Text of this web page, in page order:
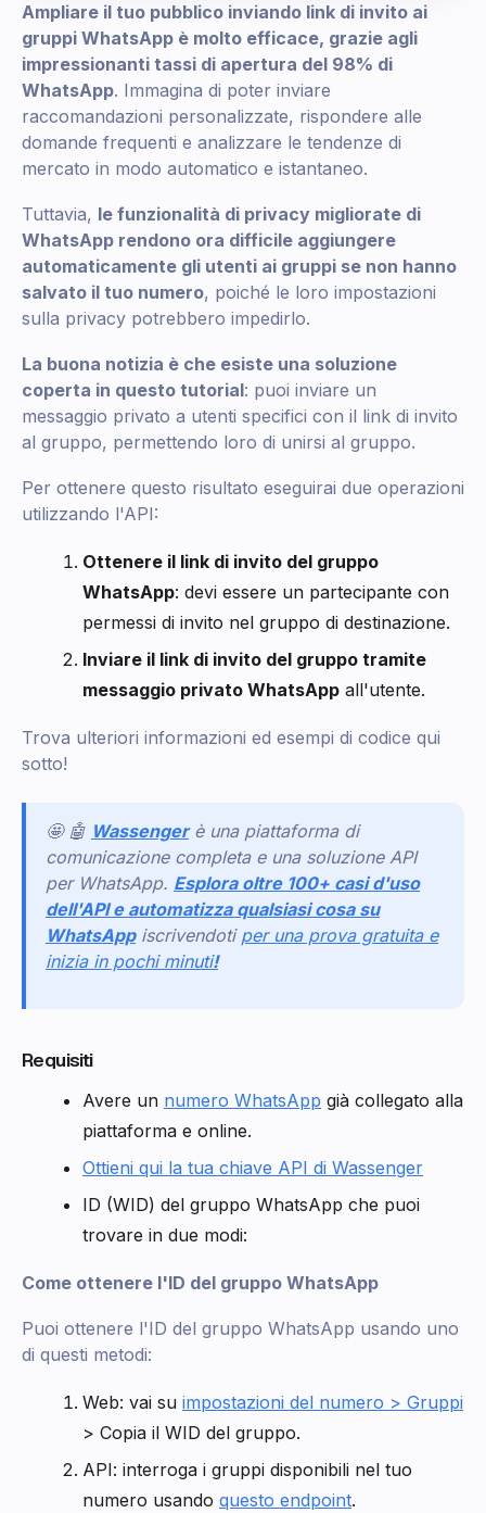
Ampliare il tuo pubblico inviando link di invito ai
gruppi WhatsApp è molto efficace, grazie agli
impressionanti tassi di apertura del 98% di
WhatsApp. Immagina di poter inviare
raccomandazioni personalizzate, rispondere alle
domande frequenti e analizzare le tendenze di
mercato in modo automatico e istantaneo.
Tuttavia, le funzionalità di privacy migliorate di
WhatsApp rendono ora difficile aggiungere
automaticamente gli utenti ai gruppi se non hanno
salvato il tuo numero, poiché le loro impostazioni
sulla privacy potrebbero impedirlo.
La buona notizia è che esiste una soluzione
coperta in questo tutorial: puoi inviare un
messaggio privato a utenti specifici con il link di invito
al gruppo, permettendo loro di unirsi al gruppo.
Per ottenere questo risultato eseguirai due operazioni
utilizzando l'API:
Ottenere il link di invito del gruppo
WhatsApp: devi essere un partecipante con
permessi di invito nel gruppo di destinazione.
Inviare il link di invito del gruppo tramite
messaggio privato WhatsApp all'utente.
Trova ulteriori informazioni ed esempi di codice qui
sotto!
🤩 🤖 Wassenger è una piattaforma di
comunicazione completa e una soluzione API
per WhatsApp. Esplora oltre 100+ casi d'uso
dell'API e automatizza qualsiasi cosa su
WhatsApp iscrivendoti per una prova gratuita e
inizia in pochi minuti!
Requisiti
Avere un numero WhatsApp già collegato alla
piattaforma e online.
Ottieni qui la tua chiave API di Wassenger
ID (WID) del gruppo WhatsApp che puoi
trovare in due modi:
Come ottenere l'ID del gruppo WhatsApp
Puoi ottenere l'ID del gruppo WhatsApp usando uno
di questi metodi:
Web: vai su impostazioni del numero > Gruppi
> Copia il WID del gruppo.
API: interroga i gruppi disponibili nel tuo
numero usando questo endpoint.